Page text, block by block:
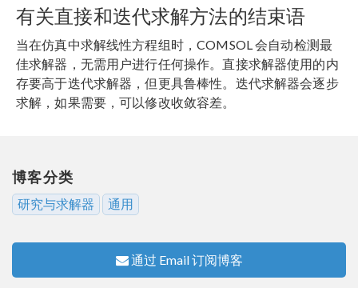
有关直接和迭代求解方法的结束语
当在仿真中求解线性方程组时，COMSOL 会自动检测最
佳求解器，无需用户进行任何操作。直接求解器使用的内
存要高于迭代求解器，但更具鲁棒性。迭代求解器会逐步
求解，如果需要，可以修改收敛容差。
博客分类
研究与求解器 通用
通过 Email 订阅博客